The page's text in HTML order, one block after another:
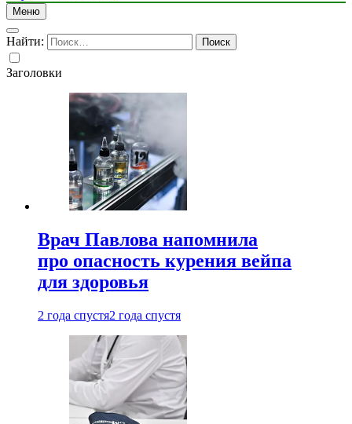
Меню
Найти:
Заголовки
Врач Павлова напомнила
про опасность курения вейпа
для здоровья
2 года спустя2 года спустя